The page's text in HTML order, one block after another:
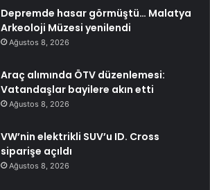
Depremde hasar görmüştü… Malatya
Arkeoloji Müzesi yenilendi
Ağustos 8, 2026
Araç alımında ÖTV düzenlemesi:
Vatandaşlar bayilere akın etti
Ağustos 8, 2026
VW’nin elektrikli SUV’u ID. Cross
siparişe açıldı
Ağustos 8, 2026